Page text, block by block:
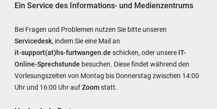
Ein Service des Informations- und Medienzentrums
Bei Fragen und Problemen nutzen Sie bitte unseren
Servicedesk, indem Sie eine Mail an
it-support(at)hs-furtwangen.de schicken, oder unsere IT-
Online-Sprechstunde besuchen. Diese findet während den
Vorlesungszeiten von Montag bis Donnerstag zwischen 14:00
Uhr und 16:00 Uhr aufZoomstatt.